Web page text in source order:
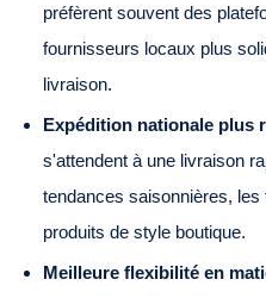
préfèrent souvent des
fournisseurs locaux plus
livraison.
Expédition nationale plus
s'attendent à une livraison
tendances saisonnières,
produits de style boutique.
Meilleure flexibilité en